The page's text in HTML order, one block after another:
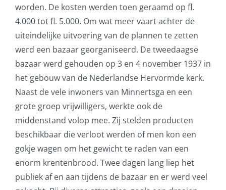
worden. De kosten werden toen geraamd op fl.
4.000 tot fl. 5.000. Om wat meer vaart achter de
uiteindelijke uitvoering van de plannen te zetten
werd een bazaar georganiseerd. De tweedaagse
bazaar werd gehouden op 3 en 4 november 1937 in
het gebouw van de Nederlandse Hervormde kerk.
Naast de vele inwoners van Minnertsga en een
grote groep vrijwilligers, werkte ook de
middenstand volop mee. Zij stelden producten
beschikbaar die verloot werden of men kon een
gokje wagen om het gewicht te raden van een
enorm krentenbrood. Twee dagen lang liep het
publiek af en aan tijdens de bazaar en er werd veel